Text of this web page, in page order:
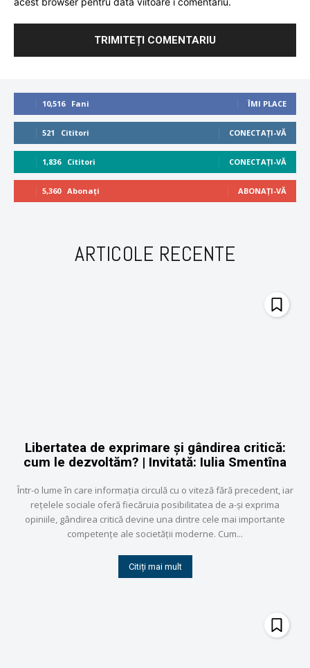
10,516 Fani ÎMI PLACE
521 Cititori CONECTAȚI-VĂ
1,836 Cititori CONECTAȚI-VĂ
5,360 Abonați ABONAȚI-VĂ
ARTICOLE RECENTE
Libertatea de exprimare și gândirea critică:
cum le dezvoltăm? | Invitată: Iulia Smentîna
Într-o lume în care informația circulă cu o viteză fără precedent, iar
rețelele sociale oferă fiecăruia posibilitatea de a-și exprima
opiniile, gândirea critică devine una dintre cele mai importante
competențe ale societății moderne. Cum...
Citiți mai mult